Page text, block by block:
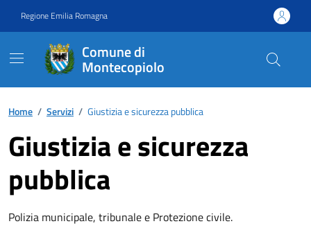
Regione Emilia Romagna
Comune di
Montecopiolo
Contenuti in evidenza
Home / Servizi / Giustizia e sicurezza pubblica
Giustizia e sicurezza
pubblica
Polizia municipale, tribunale e Protezione civile.